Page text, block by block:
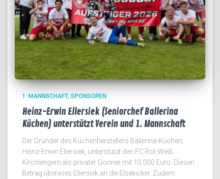
1. MANNSCHAFT SPONSOREN
Heinz-Erwin Ellersiek (Seniorchef Ballerina
Küchen) unterstützt Verein und 1. Mannschaft
Der Gründer des Küchenherstellers Ballerina-Küchen,
Heinz-Erwin Ellersiek, unterstützt den FC Rot-Weiß
Kirchlengern als privater Gönner mit 10.000 Euro. Diesen
Betrag überwies Ellersiek an die Elsekicker. Zudem